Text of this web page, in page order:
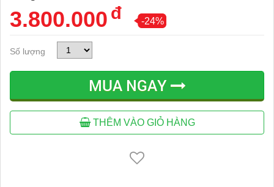
3.800.000 đ -24%
Số lượng
MUA NGAY
THÊM VÀO GIỎ HÀNG